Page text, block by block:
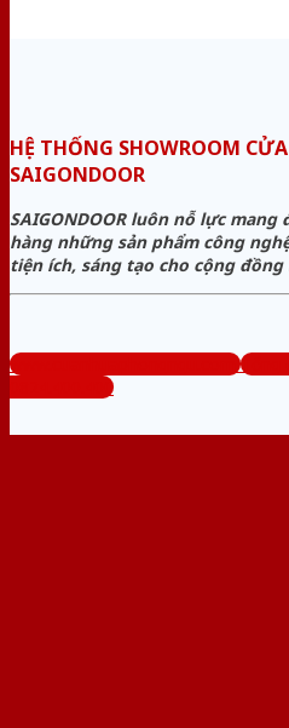
HỆ THỐNG SHOWROOM
SAIGONDOOR
SAIGONDOOR luôn nỗ lực
hàng những sản phẩm công
tiện ích, sáng tạo cho cộng
www.cuanhuaphongngu.com
Tổng
0824.400.400